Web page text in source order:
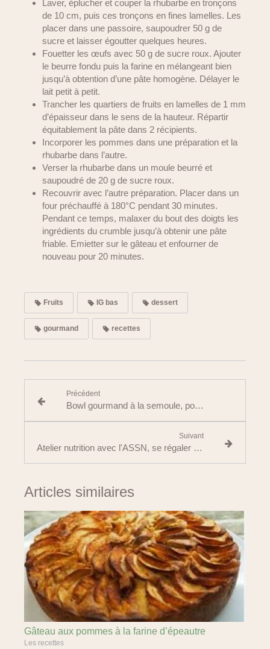
Laver, éplucher et couper la rhubarbe en tronçons
de 10 cm, puis ces tronçons en fines lamelles. Les
placer dans une passoire, saupoudrer 50 g de
sucre et laisser égoutter quelques heures.
Fouetter les œufs avec 50 g de sucre roux. Ajouter
le beurre fondu puis la farine en mélangeant bien
jusqu’à obtention d’une pâte homogène. Délayer le
lait petit à petit.
Trancher les quartiers de fruits en lamelles de 1 mm
d’épaisseur dans le sens de la hauteur. Répartir
équitablement la pâte dans 2 récipients.
Incorporer les pommes dans une préparation et la
rhubarbe dans l’autre.
Verser la rhubarbe dans un moule beurré et
saupoudré de 20 g de sucre roux.
Recouvrir avec l’autre préparation. Placer dans un
four préchauffé à 180°C pendant 30 minutes.
Pendant ce temps, malaxer du bout des doigts les
ingrédients du crumble jusqu’à obtenir une pâte
friable. Emietter sur le gâteau et enfourner de
nouveau pour 20 minutes.
Fruits IG bas dessert
gourmand recettes
Précédent
Bowl gourmand à la semoule, pois chiches et légumes rôtis
Suivant
Atelier nutrition avec l'ASSN, se régaler avec une maladie cardio-vasculaire
Articles similaires
Gâteau aux pommes à la farine d’épeautre
Les recettes